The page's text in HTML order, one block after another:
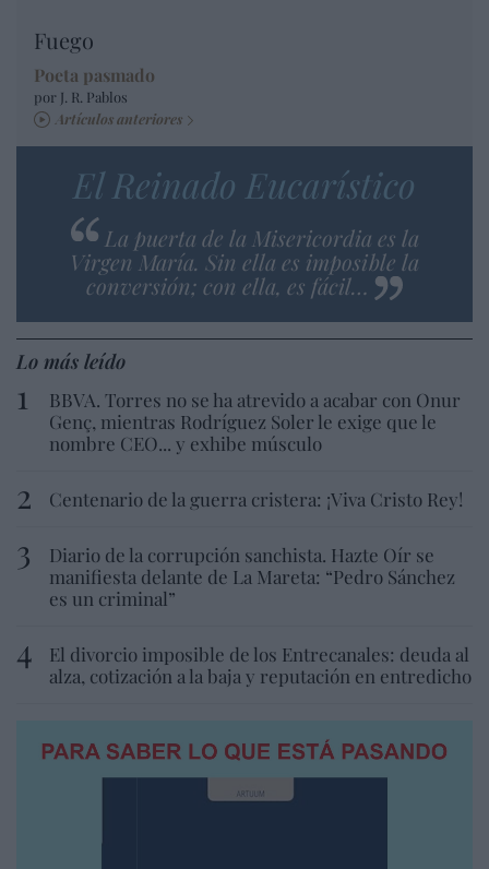
Fuego
Poeta pasmado
por J. R. Pablos
Artículos anteriores
El Reinado Eucarístico
La puerta de la Misericordia es la
Virgen María. Sin ella es imposible la
conversión; con ella, es fácil…
Lo más leído
BBVA. Torres no se ha atrevido a acabar con Onur
Genç, mientras Rodríguez Soler le exige que le
nombre CEO... y exhibe músculo
Centenario de la guerra cristera: ¡Viva Cristo Rey!
Diario de la corrupción sanchista. Hazte Oír se
manifiesta delante de La Mareta: “Pedro Sánchez
es un criminal”
El divorcio imposible de los Entrecanales: deuda al
alza, cotización a la baja y reputación en entredicho